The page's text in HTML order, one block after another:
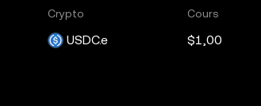
Crypto
USDC.e
Cours
$1,00